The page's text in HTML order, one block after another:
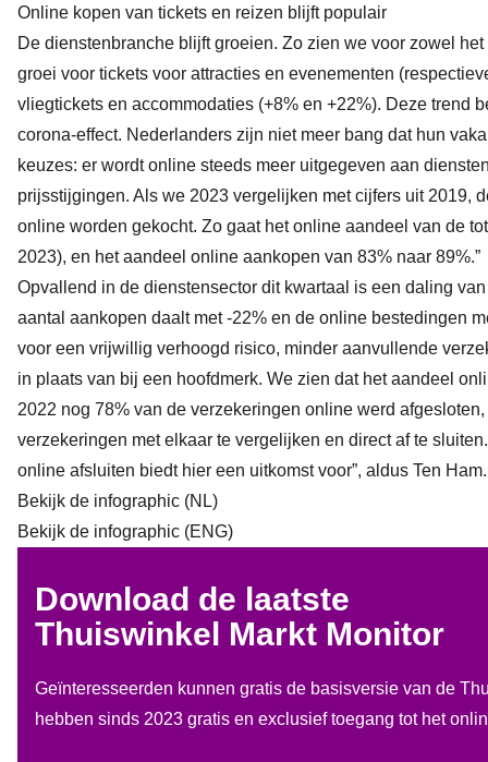
Online kopen van tickets en reizen blijft populair
De dienstenbranche blijft groeien. Zo zien we voor zowel
groei voor tickets voor attracties en evenementen
vliegtickets en accommodaties (+8% en +22%). Deze trend
corona-effect. Nederlanders zijn niet meer bang dat hun
keuzes: er wordt online steeds meer uitgegeven aan
prijsstijgingen. Als we 2023 vergelijken met cijfers uit 2019,
online worden gekocht. Zo gaat het online aandeel van de
2023), en het aandeel online aankopen van 83% naar 89%.”
Opvallend in de dienstensector dit kwartaal is een daling
aantal aankopen daalt met -22% en de online bestedingen
voor een vrijwillig verhoogd risico, minder aanvullende
in plaats van bij een hoofdmerk. We zien dat het aandeel
2022 nog 78% van de verzekeringen online werd
verzekeringen met elkaar te vergelijken en direct af te
online afsluiten biedt hier een uitkomst voor”, aldus Ten Ham.
Bekijk de infographic (NL)
Bekijk de infographic (ENG)
Download de laatste
Thuiswinkel Markt Monitor
Geïnteresseerden kunnen gratis de basisversie van de
hebben sinds 2023 gratis en exclusief toegang tot het